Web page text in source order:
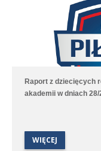
Raport z dziecięcych
akademii w dniach
WIĘCEJ